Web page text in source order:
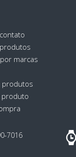
marcas
produtos
produto
7016